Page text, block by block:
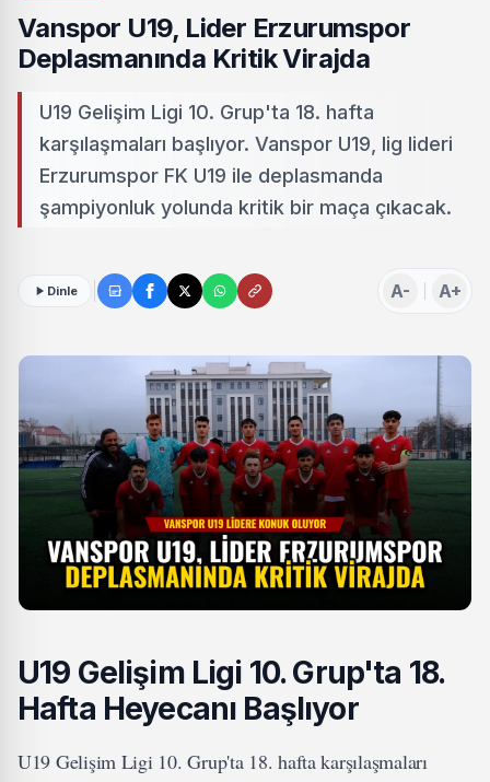
Vanspor U19, Lider Erzurumspor
Deplasmanında Kritik Virajda
U19 Gelişim Ligi 10. Grup'ta 18. hafta
karşılaşmaları başlıyor. Vanspor U19, lig lideri
Erzurumspor FK U19 ile deplasmanda
şampiyonluk yolunda kritik bir maça çıkacak.
Dinle A- A+
U19 Gelişim Ligi 10. Grup'ta 18.
Hafta Heyecanı Başlıyor
U19 Gelişim Ligi 10. Grup'ta 18. hafta karşılaşmaları